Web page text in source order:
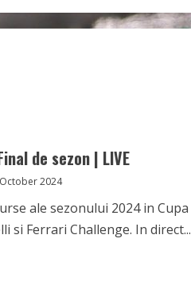
de sezon | LIVE
2024
ale sezonului 2024 in Cupa
si Ferrari Challenge. In direct...